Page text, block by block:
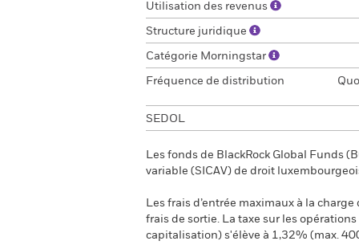
Utilisation des revenus
Structure juridique
Catégorie Morningstar
Fréquence de distribution
SEDOL
Les fonds de BlackRock Global Funds
variable (SICAV) de droit
Les frais d’entrée maximaux à la
frais de sortie. La taxe sur les
capitalisation) s'élève à 1,32% (max.